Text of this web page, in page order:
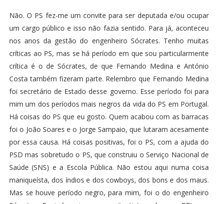
Não. O PS fez-me um convite para ser deputada e/ou ocupar
um cargo público e isso não fazia sentido. Para já, aconteceu
nos anos da gestão do engenheiro Sócrates. Tenho muitas
críticas ao PS, mas se há período em que sou particularmente
crítica é o de Sócrates, de que Fernando Medina e António
Costa também fizeram parte. Relembro que Fernando Medina
foi secretário de Estado desse governo. Esse período foi para
mim um dos períodos mais negros da vida do PS em Portugal.
Há coisas do PS que eu gosto. Quem acabou com as barracas
foi o João Soares e o Jorge Sampaio, que lutaram acesamente
por essa causa. Há coisas positivas, foi o PS, com a ajuda do
PSD mas sobretudo o PS, que construiu o Serviço Nacional de
Saúde (SNS) e a Escola Pública. Não estou aqui numa coisa
maniqueísta, dos índios e dos cowboys, dos bons e dos maus.
Mas se houve período negro, para mim, foi o do engenheiro